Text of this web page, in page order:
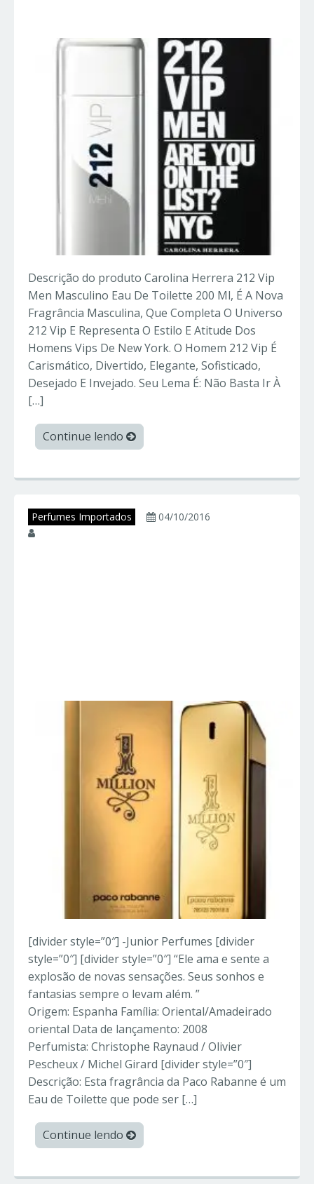
Descrição do produto Carolina Herrera 212 Vip
Men Masculino Eau De Toilette 200 Ml, É A Nova
Fragrância Masculina, Que Completa O Universo
212 Vip E Representa O Estilo E Atitude Dos
Homens Vips De New York. O Homem 212 Vip É
Carismático, Divertido, Elegante, Sofisticado,
Desejado E Invejado. Seu Lema É: Não Basta Ir À
[…]
Continue lendo
Perfumes Importados
04/10/2016
[divider style=”0″] -Junior Perfumes [divider
style=”0″] [divider style=”0″] “Ele ama e sente a
explosão de novas sensações. Seus sonhos e
fantasias sempre o levam além. ”
Origem: Espanha Família: Oriental/Amadeirado
oriental Data de lançamento: 2008
Perfumista: Christophe Raynaud / Olivier
Pescheux / Michel Girard [divider style=”0″]
Descrição: Esta fragrância da Paco Rabanne é um
Eau de Toilette que pode ser […]
Continue lendo